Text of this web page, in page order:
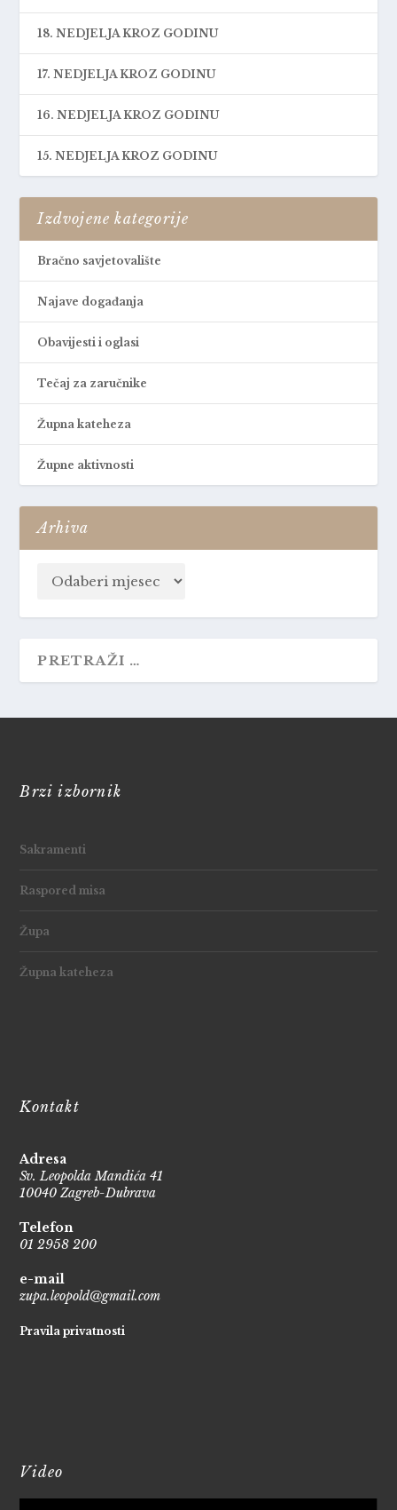
18. NEDJELJA KROZ GODINU
17. NEDJELJA KROZ GODINU
16. NEDJELJA KROZ GODINU
15. NEDJELJA KROZ GODINU
Izdvojene kategorije
Bračno savjetovalište
Najave događanja
Obavijesti i oglasi
Tečaj za zaručnike
Župna kateheza
Župne aktivnosti
Arhiva
Brzi izbornik
Sakramenti
Raspored misa
Župa
Župna kateheza
Kontakt
Adresa
Sv. Leopolda Mandića 41
10040 Zagreb-Dubrava
Telefon
01 2958 200
e-mail
zupa.leopold@gmail.com
Pravila privatnosti
Video